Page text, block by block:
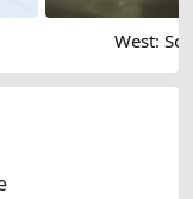
West: